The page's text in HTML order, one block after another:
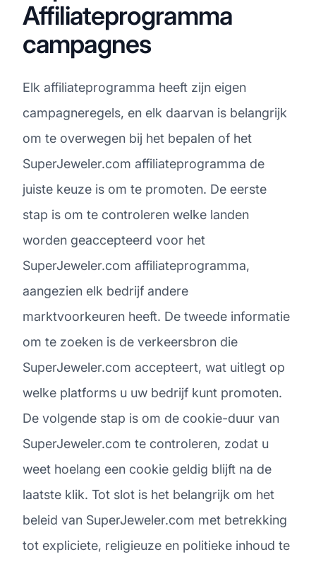
Affiliateprogramma
campagnes
Elk affiliateprogramma heeft zijn eigen
campagneregels, en elk daarvan is belangrijk
om te overwegen bij het bepalen of het
SuperJeweler.com affiliateprogramma de
juiste keuze is om te promoten. De eerste
stap is om te controleren welke landen
worden geaccepteerd voor het
SuperJeweler.com affiliateprogramma,
aangezien elk bedrijf andere
marktvoorkeuren heeft. De tweede informatie
om te zoeken is de verkeersbron die
SuperJeweler.com accepteert, wat uitlegt op
welke platforms u uw bedrijf kunt promoten.
De volgende stap is om de cookie-duur van
SuperJeweler.com te controleren, zodat u
weet hoelang een cookie geldig blijft na de
laatste klik. Tot slot is het belangrijk om het
beleid van SuperJeweler.com met betrekking
tot expliciete, religieuze en politieke inhoud te